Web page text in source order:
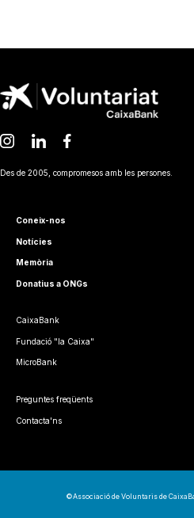
Des de 2005, compromesos amb les persones.
Coneix-nos
Notícies
Memòria
Donatius a ONGs
CaixaBank
Fundació "la Caixa"
MicroBank
Preguntes freqüents
Contacta'ns
©Associació de Voluntaris de